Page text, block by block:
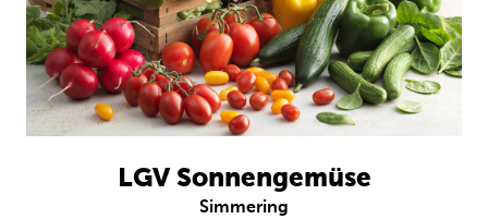
LGV Sonnengemüse
Simmering